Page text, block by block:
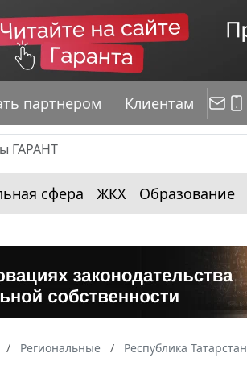
партнером Клиентам
сфера ЖКХ Образование
Региональные Республика Татарстан